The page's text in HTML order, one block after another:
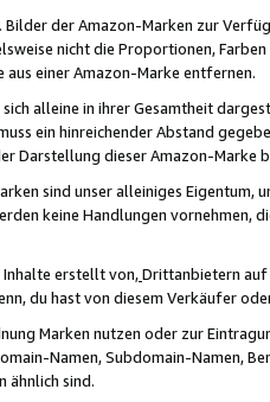
Bilder der Amazon-Marken zur
nicht die Proportionen,
aus einer Amazon-Marke entfernen.
alleine in ihrer Gesamtheit
ein hinreichender Abstand
Darstellung dieser Amazon-Marke
sind unser alleiniges
keine Handlungen vornehmen,
Inhalte erstellt von,Drittanbietern auf
du hast von diesem Verkäufer
Marken nutzen oder zur
Namen, Subdomain-Namen,
ähnlich sind.